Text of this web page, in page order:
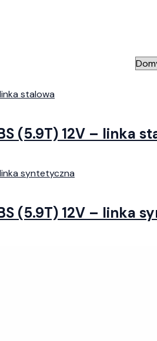
(5.9T) 12V – linka
(5.9T) 12V – linka